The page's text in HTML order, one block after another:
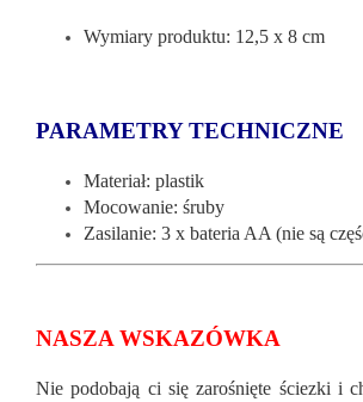
Wymiary produktu: 12,5 x 8 cm
PARAMETRY TECHNICZNE
Materiał: plastik
Mocowanie: śruby
Zasilanie: 3 x bateria AA (nie są
NASZA WSKAZÓWKA
Nie podobają ci się zarośnięte ściezki i